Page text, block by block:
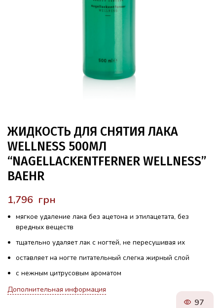
ЖИДКОСТЬ ДЛЯ СНЯТИЯ ЛАКА
WELLNESS 500МЛ
“NAGELLACKENTFERNER WELLNESS”
BAEHR
грн
мягкое удаление лака без ацетона и этилацетата, без
вредных веществ
тщательно удаляет лак с ногтей, не пересушивая их
оставляет на ногте питательный слегка жирный слой
с нежным цитрусовым ароматом
Дополнительная информация
97